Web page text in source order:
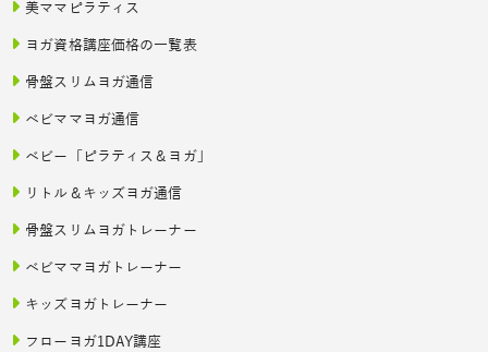
美ママピラティス
ヨガ資格講座価格の一覧表
骨盤スリムヨガ通信
ベビママヨガ通信
ベビー「ピラティス＆ヨガ」
リトル＆キッズヨガ通信
骨盤スリムヨガトレーナー
ベビママヨガトレーナー
キッズヨガトレーナー
フローヨガ1DAY講座